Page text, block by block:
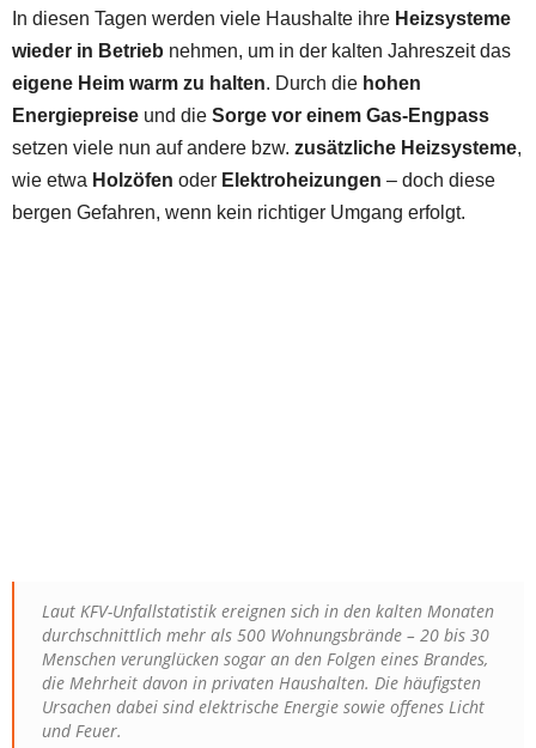
In diesen Tagen werden viele Haushalte ihre Heizsysteme
wieder in Betrieb nehmen, um in der kalten Jahreszeit das
eigene Heim warm zu halten. Durch die hohen
Energiepreise und die Sorge vor einem Gas-Engpass
setzen viele nun auf andere bzw. zusätzliche Heizsysteme,
wie etwa Holzöfen oder Elektroheizungen – doch diese
bergen Gefahren, wenn kein richtiger Umgang erfolgt.
Laut KFV-Unfallstatistik ereignen sich in den kalten Monaten
durchschnittlich mehr als 500 Wohnungsbrände – 20 bis 30
Menschen verunglücken sogar an den Folgen eines Brandes,
die Mehrheit davon in privaten Haushalten. Die häufigsten
Ursachen dabei sind elektrische Energie sowie offenes Licht
und Feuer.